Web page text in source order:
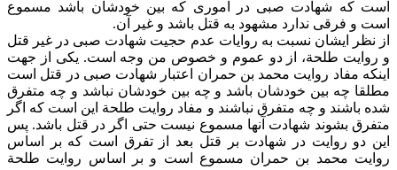
است که شهادت صبی در اموری که بین خودشان باشد مسموع
است و فرقی ندارد مشهود به قتل باشد و غیر آن.
از نظر ایشان نسبت به روایات عدم حجیت شهادت صبی در غیر قتل
و روایت طلحة، از دو عموم و خصوص من وجه است. یکی از جهت
اینکه مفاد روایت محمد بن حمران اعتبار شهادت صبی در قتل است
مطلقا چه بین خودشان باشد و چه بین خودشان نباشد و چه متفرق
شده باشند و چه متفرق نباشند و مفاد روایت طلحة این است که اگر
متفرق بشوند شهادت آنها مسموع نیست حتی اگر در قتل باشد. پس
این دو روایت در شهادت بر قتل بعد از تفرق است که بر اساس
روایت محمد بن حمران مسموع است و بر اساس روایت طلحة